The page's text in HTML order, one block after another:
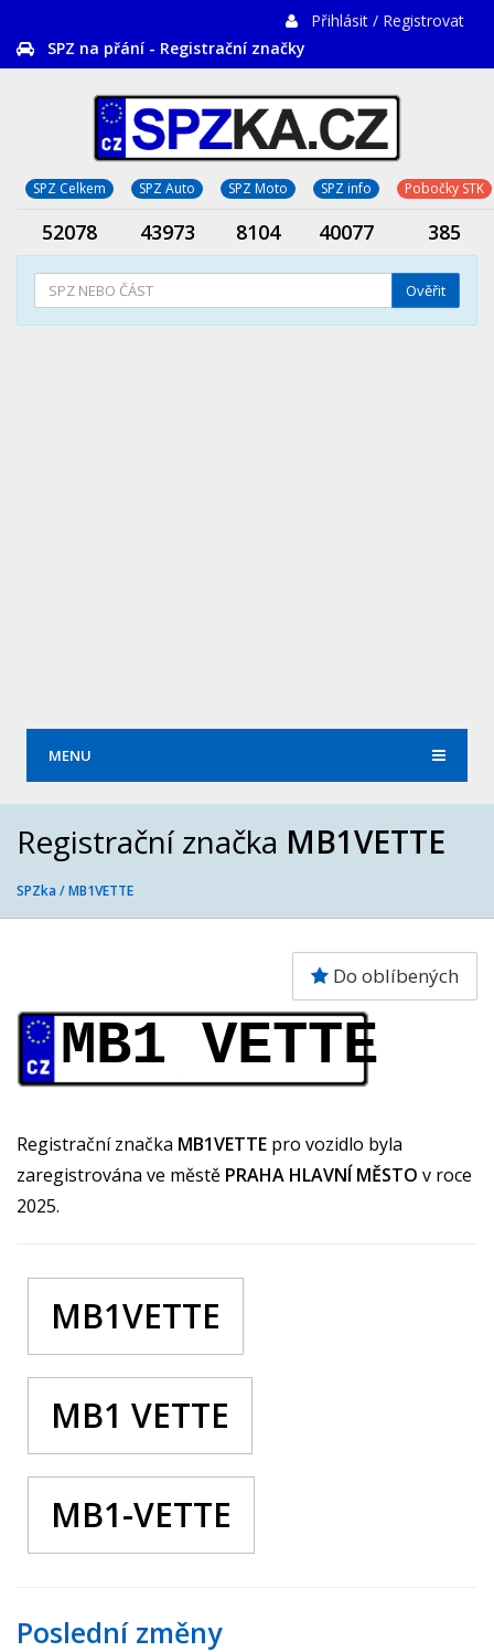
Přihlásit / Registrovat
SPZ na přání - Registrační značky
SPZ Celkem SPZ Auto SPZ Moto SPZ info Pobočky STK
52078 43973 8104 40077 385
Ověřit
MENU
Registrační značka MB1VETTE
SPZka /MB1VETTE
Do oblíbených
MB1 VETTE
Registrační značka MB1VETTE pro vozidlo byla
zaregistrována ve městě PRAHA HLAVNÍ MĚSTO v roce
2025.
MB1VETTE
MB1 VETTE
MB1-VETTE
Poslední změny